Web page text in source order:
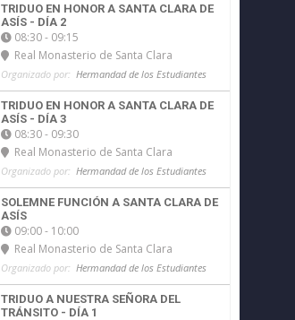
TRIDUO EN HONOR A SANTA CLARA DE
ASÍS - DÍA 2
08:30 - 09:15
Real Monasterio de Santa Clara
Organizado por: Hermandad de los Estudiantes
TRIDUO EN HONOR A SANTA CLARA DE
ASÍS - DÍA 3
08:30 - 09:30
Real Monasterio de Santa Clara
Organizado por: Hermandad de los Estudiantes
SOLEMNE FUNCIÓN A SANTA CLARA DE
ASÍS
09:00 - 10:00
Real Monasterio de Santa Clara
Organizado por: Hermandad de los Estudiantes
TRIDUO A NUESTRA SEÑORA DEL
TRÁNSITO - DÍA 1